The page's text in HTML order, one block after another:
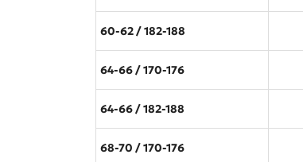
60-62 / 182-188
64-66 / 170-176
64-66 / 182-188
68-70 / 170-176